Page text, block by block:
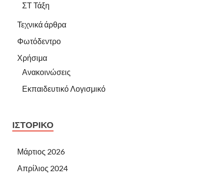
ΣΤ Τάξη
Τεχνικά άρθρα
Φωτόδεντρο
Χρήσιμα
Ανακοινώσεις
Εκπαιδευτικό Λογισμικό
ΙΣΤΟΡΙΚΌ
Μάρτιος 2026
Απρίλιος 2024